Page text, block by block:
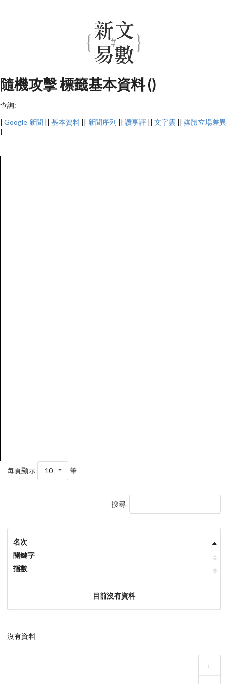
隨機攻擊 標籤基本資料 ()
查詢:
| Google 新聞 || 基本資料 || 新聞序列 || 讚享評 || 文字雲 || 媒體立場差異
|
每頁顯示 10 筆
搜尋
名次
關鍵字
指數
目前沒有資料
沒有資料
‹